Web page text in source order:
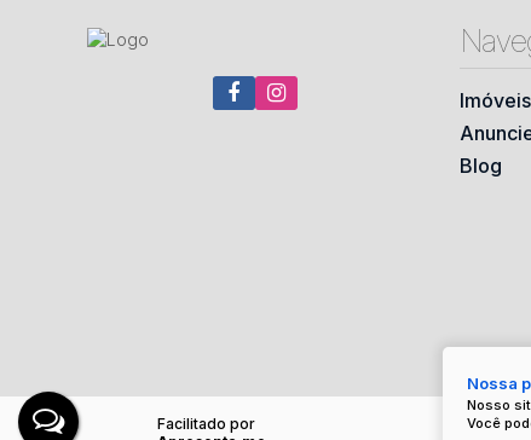
Nossa
Nosso
Você
Imóveis
Blog